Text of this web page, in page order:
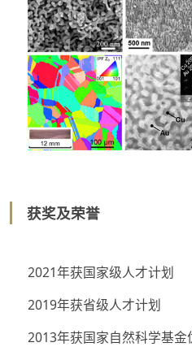
获奖及荣誉
2021年获国家级人才计划
2019年获省级人才计划
2013年获国家自然科学基金